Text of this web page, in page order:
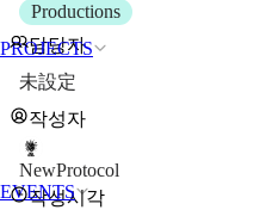
PROJECTS
EVENTS
Productions
담당자
未設定
작성자
NewProtocol
작성시각